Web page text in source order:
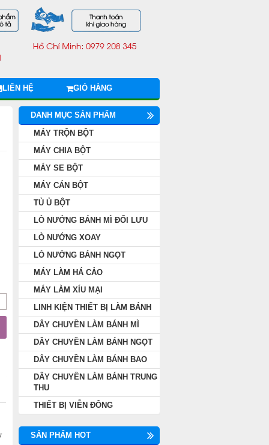
LIÊN HỆ GIỎ HÀNG
DANH MỤC SẢN PHẨM
MÁY TRỘN BỘT
MÁY CHIA BỘT
MÁY SE BỘT
MÁY CÁN BỘT
TỦ Ủ BỘT
LÒ NƯỚNG BÁNH MÌ ĐỐI LƯU
LÒ NƯỚNG XOAY
LÒ NƯỚNG BÁNH NGỌT
MÁY LÀM HÁ CẢO
MÁY LÀM XÍU MẠI
LINH KIỆN THIẾT BỊ LÀM BÁNH
DÂY CHUYỀN LÀM BÁNH MÌ
DÂY CHUYỀN LÀM BÁNH NGỌT
DÂY CHUYỀN LÀM BÁNH BAO
DÂY CHUYỀN LÀM BÁNH TRUNG
THU
THIẾT BỊ VIỄN ĐÔNG
SẢN PHẨM HOT